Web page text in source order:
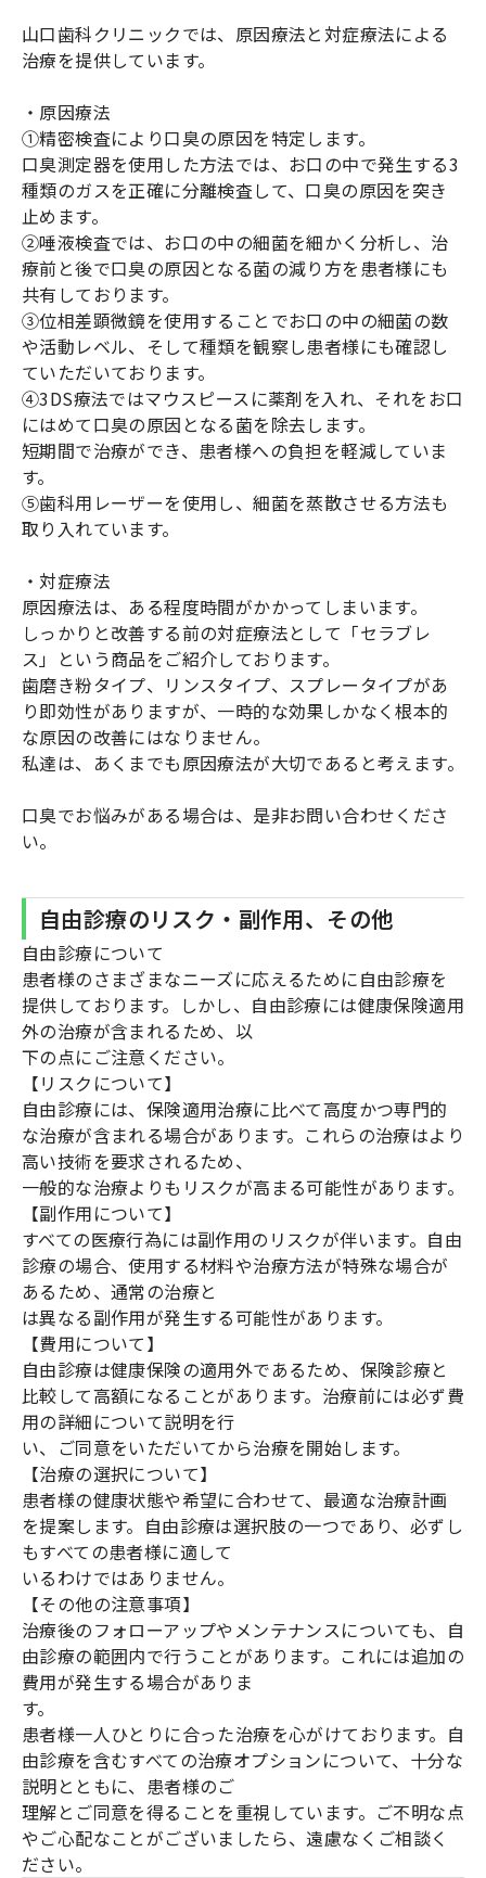
山口歯科クリニックでは、原因療法と対症療法による
治療を提供しています。
・原因療法
①精密検査により口臭の原因を特定します。
口臭測定器を使用した方法では、お口の中で発生する3
種類のガスを正確に分離検査して、口臭の原因を突き
止めます。
②唾液検査では、お口の中の細菌を細かく分析し、治
療前と後で口臭の原因となる菌の減り方を患者様にも
共有しております。
③位相差顕微鏡を使用することでお口の中の細菌の数
や活動レベル、そして種類を観察し患者様にも確認し
ていただいております。
④3DS療法ではマウスピースに薬剤を入れ、それをお口
にはめて口臭の原因となる菌を除去します。
短期間で治療ができ、患者様への負担を軽減していま
す。
⑤歯科用レーザーを使用し、細菌を蒸散させる方法も
取り入れています。
・対症療法
原因療法は、ある程度時間がかかってしまいます。
しっかりと改善する前の対症療法として「セラブレ
ス」という商品をご紹介しております。
歯磨き粉タイプ、リンスタイプ、スプレータイプがあ
り即効性がありますが、一時的な効果しかなく根本的
な原因の改善にはなりません。
私達は、あくまでも原因療法が大切であると考えます。
口臭でお悩みがある場合は、是非お問い合わせくださ
い。
自由診療のリスク・副作用、その他
自由診療について
患者様のさまざまなニーズに応えるために自由診療を
提供しております。しかし、自由診療には健康保険適用
外の治療が含まれるため、以
下の点にご注意ください。
【リスクについて】
自由診療には、保険適用治療に比べて高度かつ専門的
な治療が含まれる場合があります。これらの治療はより
高い技術を要求されるため、
一般的な治療よりもリスクが高まる可能性があります。
【副作用について】
すべての医療行為には副作用のリスクが伴います。自由
診療の場合、使用する材料や治療方法が特殊な場合が
あるため、通常の治療と
は異なる副作用が発生する可能性があります。
【費用について】
自由診療は健康保険の適用外であるため、保険診療と
比較して高額になることがあります。治療前には必ず費
用の詳細について説明を行
い、ご同意をいただいてから治療を開始します。
【治療の選択について】
患者様の健康状態や希望に合わせて、最適な治療計画
を提案します。自由診療は選択肢の一つであり、必ずし
もすべての患者様に適して
いるわけではありません。
【その他の注意事項】
治療後のフォローアップやメンテナンスについても、自
由診療の範囲内で行うことがあります。これには追加の
費用が発生する場合がありま
す。
患者様一人ひとりに合った治療を心がけております。自
由診療を含むすべての治療オプションについて、十分な
説明とともに、患者様のご
理解とご同意を得ることを重視しています。ご不明な点
やご心配なことがございましたら、遠慮なくご相談く
ださい。